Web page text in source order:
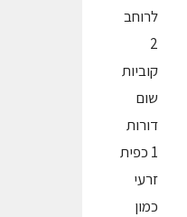
לרוחב
2
קוביות
שום
דורות
1 כפית
זרעי
כמון